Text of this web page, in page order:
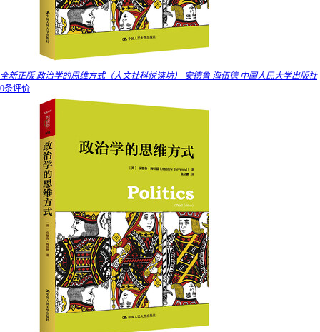
全新正版 政治学的思维方式（人文社科悦读坊） 安德鲁·海伍德 中国人民大学出版社
0条评价